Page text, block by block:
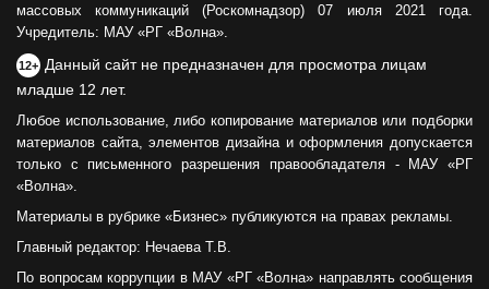
массовых коммуникаций (Роскомнадзор) 07 июля 2021 года.
Учредитель: МАУ «РГ «Волна».
12+ Данный сайт не предназначен для просмотра лицам
младше 12 лет.
Любое использование, либо копирование материалов или подборки
материалов сайта, элементов дизайна и оформления допускается
только с письменного разрешения правообладателя - МАУ «РГ
«Волна».
Материалы в рубрике «Бизнес» публикуются на правах рекламы.
Главный редактор: Нечаева Т.В.
По вопросам коррупции в МАУ «РГ «Волна» направлять сообщения